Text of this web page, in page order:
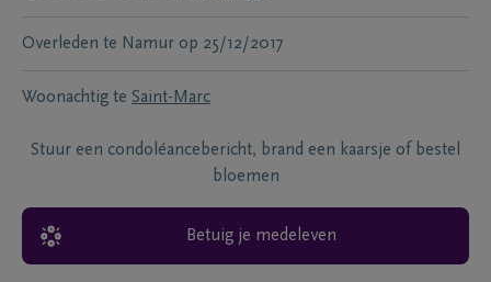
Overleden te Namur op 25/12/2017
Woonachtig te Saint-Marc
Stuur een condoléancebericht, brand een kaarsje of bestel
bloemen
Betuig je medeleven